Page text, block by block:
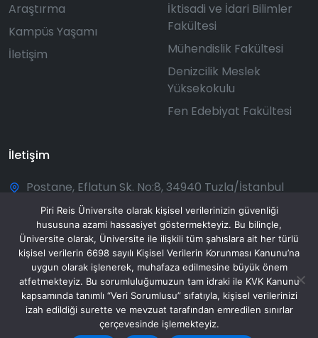
Araştırma
Kampüs Yaşamı
İletişim
İktisadi ve İdari Bilimler
Fakültesi
Mühendislik Fakültesi
Denizcilik Meslek
Yüksekokulu
Fen Edebiyat Fakültesi
İletişim
Postane, Eflatun Sk. No:8, 34940 Tuzla/İstanbul
+90 216 581 00 50
bilgi@pirireis.edu.tr
Pazartesi - Pazar: 08:30 - 20:00
Piri Reis Üniversite olarak kişisel verilerinizin güvenliği
hususuna azami hassasiyet göstermekteyiz. Bu bilinçle,
Üniversite olarak, Üniversite ile ilişkili tüm şahıslara ait her türlü
kişisel verilerin 6698 sayılı Kişisel Verilerin Korunması Kanunu’na
uygun olarak işlenerek, muhafaza edilmesine büyük önem
atfetmekteyiz. Bu sorumluluğumuzun tam idraki ile KVK Kanunu
kapsamında tanımlı “Veri Sorumlusu” sıfatıyla, kişisel verilerinizi
izah edildiği surette ve mevzuat tarafından emredilen sınırlar
çerçevesinde işlemekteyiz.